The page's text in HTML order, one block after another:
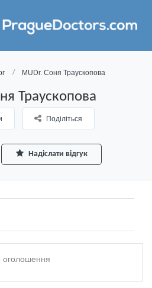
MUDr. Соня Траускопова
Траускопова
Поділіться
Надіслати відгук
оголошення